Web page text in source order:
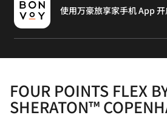
使用万豪旅享家手机 App
FOUR POINTS FLEX
SHERATON™